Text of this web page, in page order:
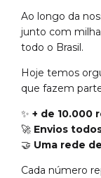
Ao longo da
junto com
todo o Brasil.
Hoje temos
que fazem
✨ + de 10.000
🚀 Envios
🤝 Uma rede
Cada número